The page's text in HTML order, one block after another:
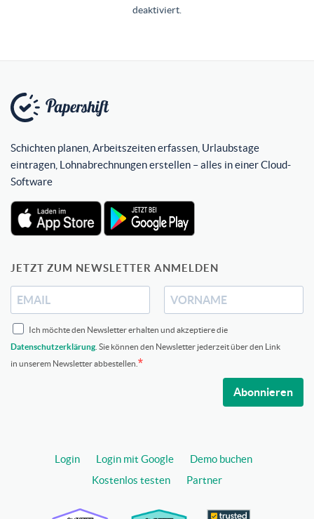
deaktiviert.
Schichten planen, Arbeitszeiten erfassen, Urlaubstage
eintragen, Lohnabrechnungen erstellen – alles in einer Cloud-
Software
JETZT ZUM NEWSLETTER ANMELDEN
Ich möchte den Newsletter erhalten und akzeptiere die
Datenschutzerklärung . Sie können den Newsletter jederzeit über den Link
in unserem Newsletter abbestellen.
Abonnieren
Login Login mit Google
Demo buchen
Kostenlos testen
Partner